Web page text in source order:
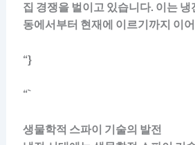
집 경쟁을 벌이고 있습니다. 이는
동에서부터 현재에 이르기까지 이
“}
“`
생물학적 스파이 기술의 발전